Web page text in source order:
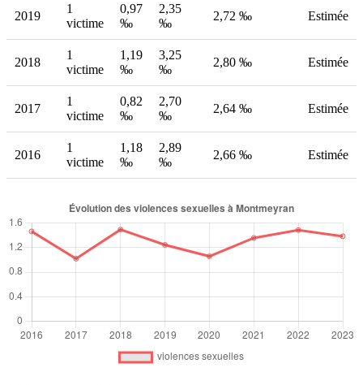
2019
1
victime
0,97
‰
2,35
‰
2,72 ‰ Estimée
2018
1
victime
1,19
‰
3,25
‰
2,80 ‰ Estimée
2017
1
victime
0,82
‰
2,70
‰
2,64 ‰ Estimée
2016
1
victime
1,18
‰
2,89
‰
2,66 ‰ Estimée